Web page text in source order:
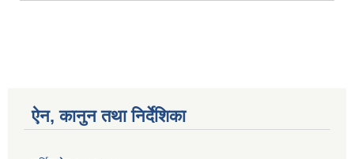
ऐन, कानुन तथा निर्देशिका